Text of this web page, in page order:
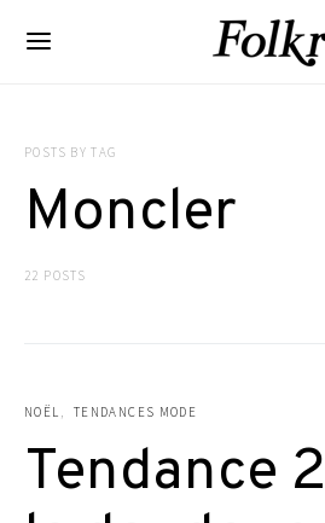
POSTS BY TAG
Moncler
22 POSTS
NOËL TENDANCES MODE
Tendance